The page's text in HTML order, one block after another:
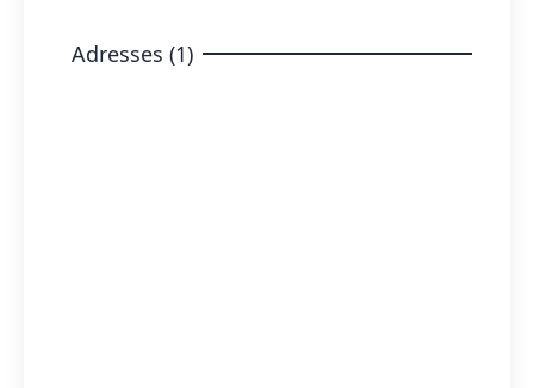
Adresses (1)